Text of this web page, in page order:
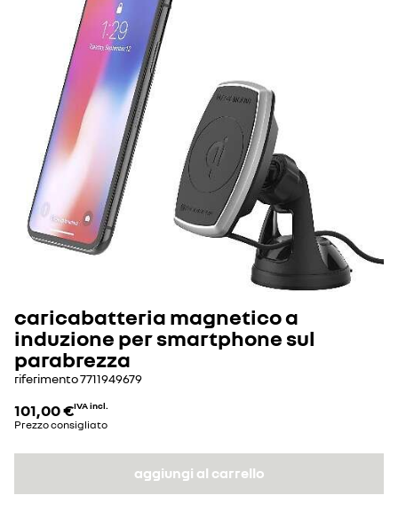
caricabatteria magnetico a
induzione per smartphone sul
parabrezza
riferimento7711949679
101,00 €IVA incl.
Prezzo consigliato
aggiungi al carrello